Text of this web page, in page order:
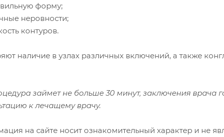
форму;
неровности;
контуров.
наличие в узлах различных включений, а также
займет не больше 30 минут, заключения врача
к лечащему врачу.
на сайте носит ознакомительный характер и не